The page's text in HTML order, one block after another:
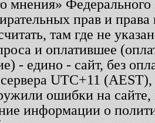
мнения»
прав и
там где не
и оплатившее
- едино - сайт, без
UTC+11
ошибки на
информации о